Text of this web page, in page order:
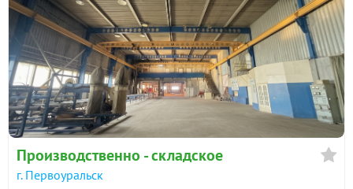
Производственно - складское
г. Первоуральск